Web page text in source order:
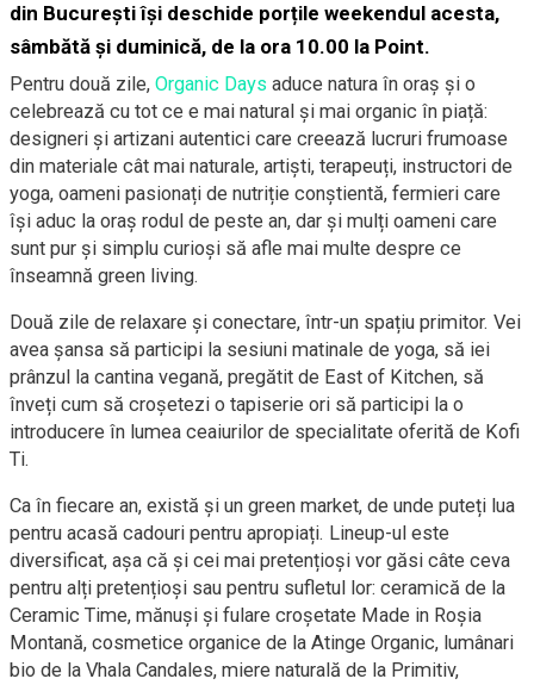
din București își deschide porțile weekendul acesta,
sâmbătă și duminică, de la ora 10.00 la Point.
Pentru două zile, Organic Days aduce natura în oraș și o
celebrează cu tot ce e mai natural și mai organic în piață:
designeri și artizani autentici care creează lucruri frumoase
din materiale cât mai naturale, artiști, terapeuți, instructori de
yoga, oameni pasionați de nutriție conștientă, fermieri care
își aduc la oraș rodul de peste an, dar și mulți oameni care
sunt pur și simplu curioși să afle mai multe despre ce
înseamnă green living.
Două zile de relaxare și conectare, într-un spațiu primitor. Vei
avea șansa să participi la sesiuni matinale de yoga, să iei
prânzul la cantina vegană, pregătit de East of Kitchen, să
înveți cum să croșetezi o tapiserie ori să participi la o
introducere în lumea ceaiurilor de specialitate oferită de Kofi
Ti.
Ca în fiecare an, există și un green market, de unde puteți lua
pentru acasă cadouri pentru apropiați. Lineup-ul este
diversificat, așa că și cei mai pretențioși vor găsi câte ceva
pentru alți pretențioși sau pentru sufletul lor: ceramică de la
Ceramic Time, mănuși și fulare croșetate Made in Roșia
Montană, cosmetice organice de la Atinge Organic, lumânari
bio de la Vhala Candales, miere naturală de la Primitiv,